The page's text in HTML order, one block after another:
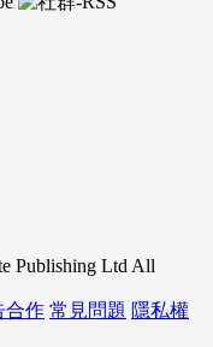
Publishing Ltd All
合作 常見問題 隱私權